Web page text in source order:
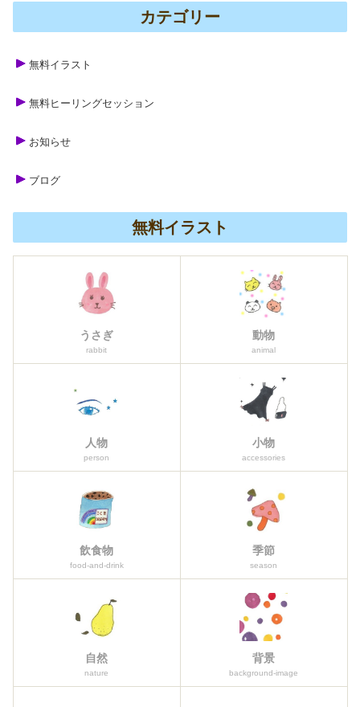
カテゴリー
無料イラスト
無料ヒーリングセッション
お知らせ
ブログ
無料イラスト
うさぎ
rabbit
動物
animal
人物
person
小物
accessories
飲食物
food-and-drink
季節
season
自然
nature
背景
background-image